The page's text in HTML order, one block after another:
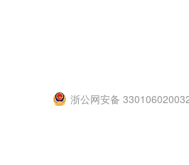
浙公网安备